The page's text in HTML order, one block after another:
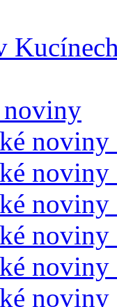
noviny
noviny
noviny
noviny
noviny
noviny